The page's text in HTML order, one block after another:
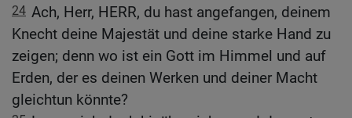
24 Ach, Herr, HERR, du hast angefangen, deinem
Knecht deine Majestät und deine starke Hand zu
zeigen; denn wo ist ein Gott im Himmel und auf
Erden, der es deinen Werken und deiner Macht
gleichtun könnte?